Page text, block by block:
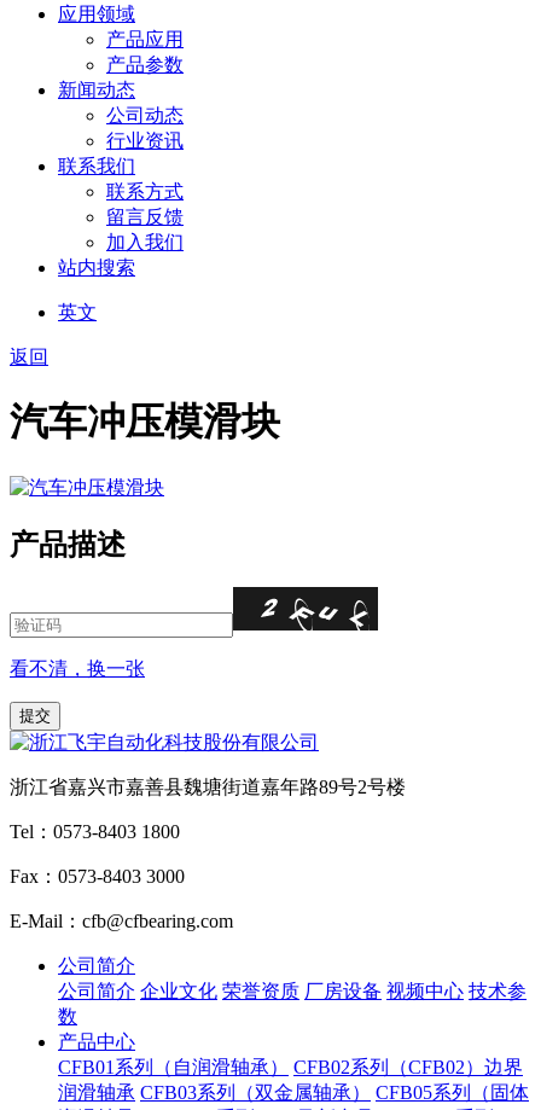
应用领域
产品应用
产品参数
新闻动态
公司动态
行业资讯
联系我们
联系方式
留言反馈
加入我们
站内搜索
英文
返回
汽车冲压模滑块
产品描述
看不清，换一张
浙江省嘉兴市嘉善县魏塘街道嘉年路89号2号楼
Tel：0573-8403 1800
Fax：0573-8403 3000
E-Mail：cfb@cfbearing.com
公司简介
公司简介 企业文化 荣誉资质 厂房设备 视频中心 技术参
数
产品中心
CFB01系列（自润滑轴承）
CFB02系列（CFB02）边界
润滑轴承 CFB03系列（双金属轴承）
CFB05系列（固体